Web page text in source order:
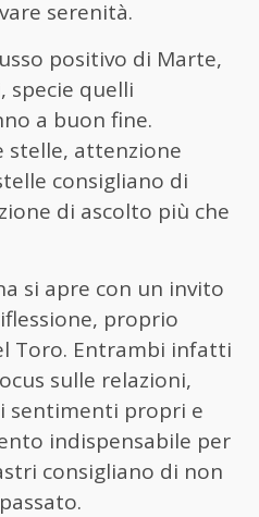
serenità.
positivo di Marte,
quelli
a buon fine.
stelle, attenzione
consigliano di
di ascolto più che
si apre con un invito
proprio
Toro. Entrambi infatti
sulle relazioni,
sentimenti propri e
indispensabile per
consigliano di non